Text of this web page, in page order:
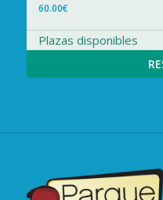
60.00€
Plazas disponibles